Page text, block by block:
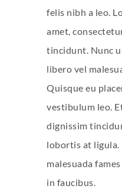
felis nibh a leo.
amet,
tincidunt. Nunc
libero vel
Quisque eu
vestibulum leo.
dignissim
lobortis at
malesuada
in faucibus.